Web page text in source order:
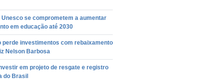
Unesco se comprometem a aumentar
em educação até 2030
perde investimentos com rebaixamento
Nelson Barbosa
em projeto de resgate e registro
do Brasil